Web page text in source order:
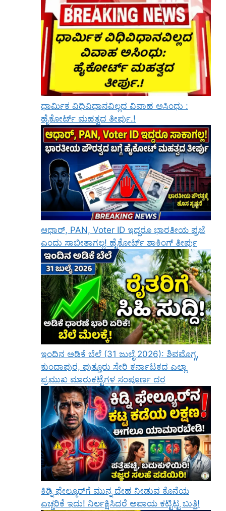
ಧಾರ್ಮಿಕ ವಿಧಿವಿಧಾನವಿಲ್ಲದ ವಿವಾಹ ಅಸಿಂಧು :
ಹೈಕೋರ್ಟ್ ಮಹತ್ವದ ತೀರ್ಪು.!
ಆಧಾರ್, PAN, Voter ID ಇದ್ದರೂ ಭಾರತೀಯ ಪ್ರಜೆ
ಎಂದು ಸಾಬೀತಾಗಲ್ಲ! ಹೈಕೋರ್ಟ್ ಶಾಕಿಂಗ್ ತೀರ್ಪು
ಇಂದಿನ ಅಡಿಕೆ ಬೆಲೆ (31 ಜುಲೈ 2026): ಶಿವಮೊಗ್ಗ,
ಕುಂದಾಪುರ, ಪುತ್ತೂರು ಸೇರಿ ಕರ್ನಾಟಕದ ಎಲ್ಲಾ
ಪ್ರಮುಖ ಮಾರುಕಟ್ಟೆಗಳ ಸಂಪೂರ್ಣ ದರ
ಕಿಡ್ನಿ ಫೇಲ್ಯೂರ್‌ಗೆ ಮುನ್ನ ದೇಹ ನೀಡುವ ಕೊನೆಯ
ಎಚ್ಚರಿಕೆ ಇದು! ನಿರ್ಲಕ್ಷಿಸಿದರೆ ಅಪಾಯ ಕಟ್ಟಿಟ್ಟ ಬುತ್ತಿ!